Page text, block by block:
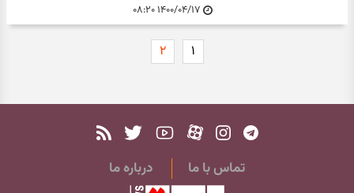
۱۴۰۰/۰۴/۱۷ ۰۸:۲۰
۱ ۲
تماس با ما درباره ما